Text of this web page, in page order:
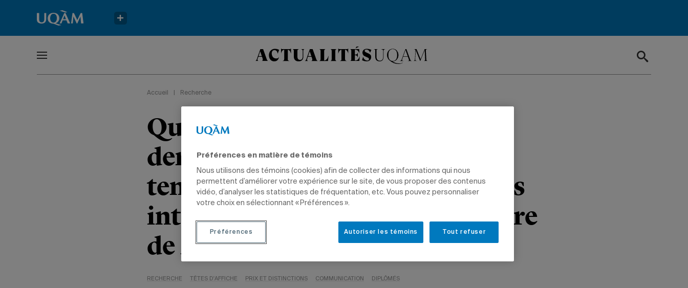
Accueil Recherche
Quatre diplômés de l’UQAM
derrière le film Un trou dans le
temps, présenté aux Rencontres
internationales du documentaire
de Montréal
RECHERCHE TÊTES D'AFFICHE PRIX ET DISTINCTIONS COMMUNICATION DIPLÔMÉS
Préférences en matière de témoins
Nous utilisons des témoins (cookies) afin de collecter des informations qui nous
permettent d’améliorer votre expérience sur le site, de vous proposer des contenus
vidéo, d’analyser les statistiques de fréquentation, etc. Vous pouvez personnaliser
votre choix en sélectionnant « Préférences ».
Tout refuser
Autoriser les témoins
Préférences